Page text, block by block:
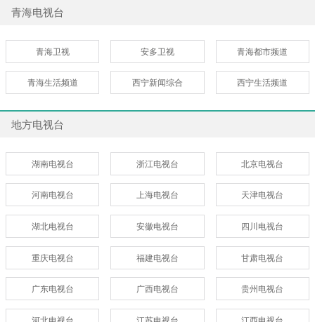
青海电视台
青海卫视 安多卫视 青海都市频道
青海生活频道 西宁新闻综合 西宁生活频道
地方电视台
湖南电视台 浙江电视台 北京电视台
河南电视台 上海电视台 天津电视台
湖北电视台 安徽电视台 四川电视台
重庆电视台 福建电视台 甘肃电视台
广东电视台 广西电视台 贵州电视台